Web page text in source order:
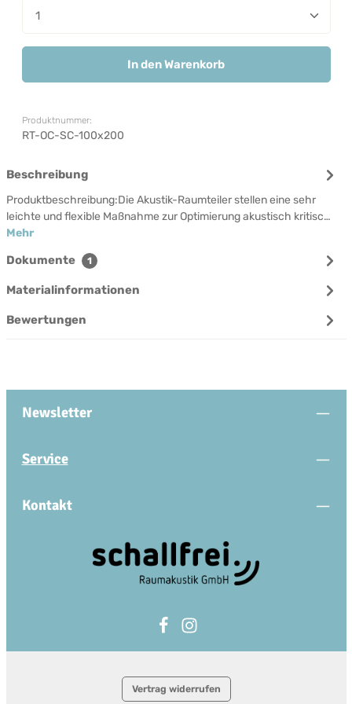
Produkt Anzahl: Gib den gewünschten Wert ein
In den Warenkorb
Produktnummer:
RT-OC-SC-100x200
Beschreibung
Produktbeschreibung:Die Akustik-Raumteiler stellen eine sehr
leichte und flexible Maßnahme zur Optimierung akustisch kritisc…
Mehr
Dokumente 1
Materialinformationen
Bewertungen
Newsletter
Service
Kontakt
Vertrag widerrufen